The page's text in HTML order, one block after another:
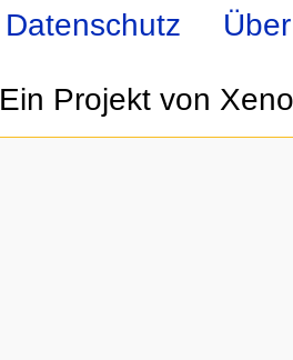
Datenschutz
Ein Projekt von